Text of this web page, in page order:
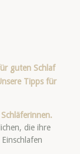
guten Schlaf
Tipps für
die ihre